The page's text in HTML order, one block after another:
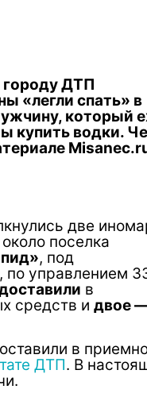
городу ДТП
«легли спать» в
который
купить водки.
две
поселка
, под
, по управлением
в
средств и двое
в
ДТП. В